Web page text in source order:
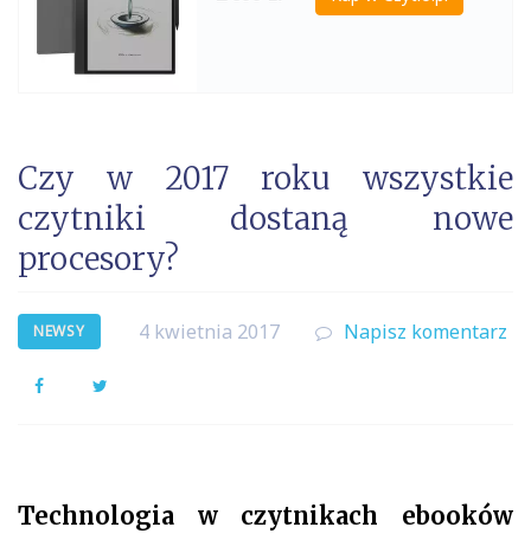
Czy w 2017 roku wszystkie
czytniki dostaną nowe
procesory?
NEWSY 4 kwietnia 2017 Napisz komentarz
Facebook
Technologia w czytnikach ebooków